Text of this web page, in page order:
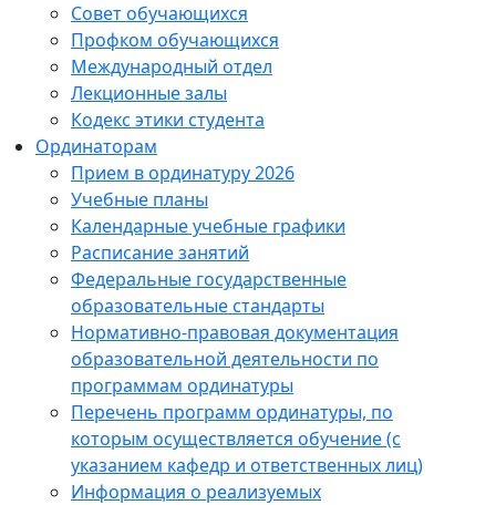
Совет обучающихся
Профком обучающихся
Международный отдел
Лекционные залы
Кодекс этики студента
Ординаторам
Прием в ординатуру 2026
Учебные планы
Календарные учебные графики
Расписание занятий
Федеральные государственные
образовательные стандарты
Нормативно-правовая документация
образовательной деятельности по
программам ординатуры
Перечень программ ординатуры, по
которым осуществляется обучение (с
указанием кафедр и ответственных лиц)
Информация о реализуемых